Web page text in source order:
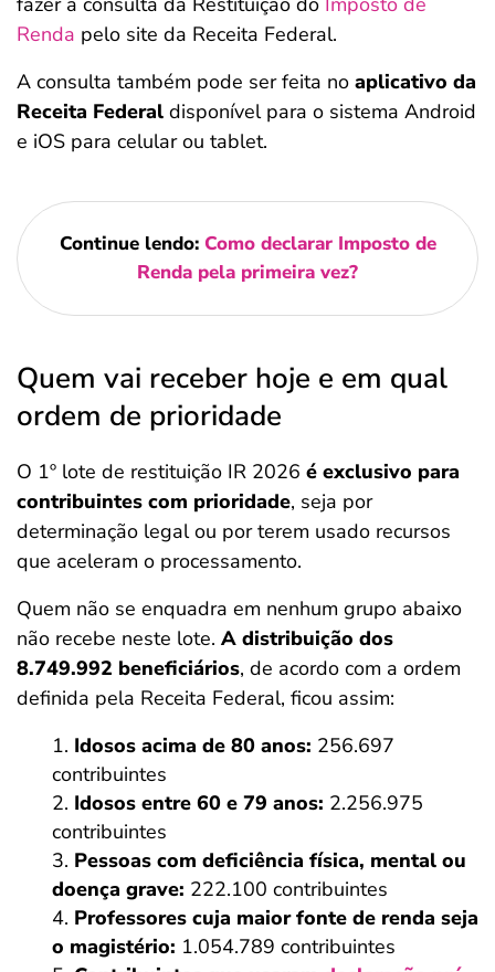
Renda pelo site da Receita Federal.
A consulta também pode ser feita no aplicativo da
Receita Federal disponível para o sistema Android
e iOS para celular ou tablet.
Continue lendo: Como declarar Imposto de
Renda pela primeira vez?
Quem vai receber hoje e em qual
ordem de prioridade
O 1º lote de restituição IR 2026 é exclusivo para
contribuintes com prioridade, seja por
determinação legal ou por terem usado recursos
que aceleram o processamento.
Quem não se enquadra em nenhum grupo abaixo
não recebe neste lote. A distribuição dos
8.749.992 beneficiários, de acordo com a ordem
definida pela Receita Federal, ficou assim:
Idosos acima de 80 anos: 256.697
contribuintes
Idosos entre 60 e 79 anos: 2.256.975
contribuintes
Pessoas com deficiência física, mental ou
doença grave: 222.100 contribuintes
Professores cuja maior fonte de renda seja
o magistério: 1.054.789 contribuintes